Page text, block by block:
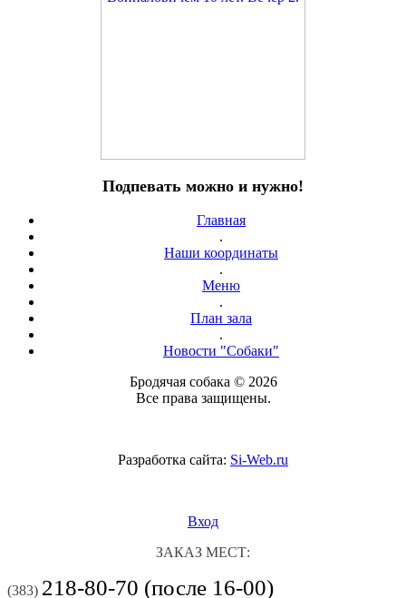
Подпевать можно и нужно!
Главная
.
Наши координаты
.
Меню
.
План зала
.
Новости "Собаки"
Бродячая собака © 2026
Все права защищены.
Разработка сайта: Si-Web.ru
Вход
ЗАКАЗ МЕСТ:
(383) 218-80-70 (после 16-00)